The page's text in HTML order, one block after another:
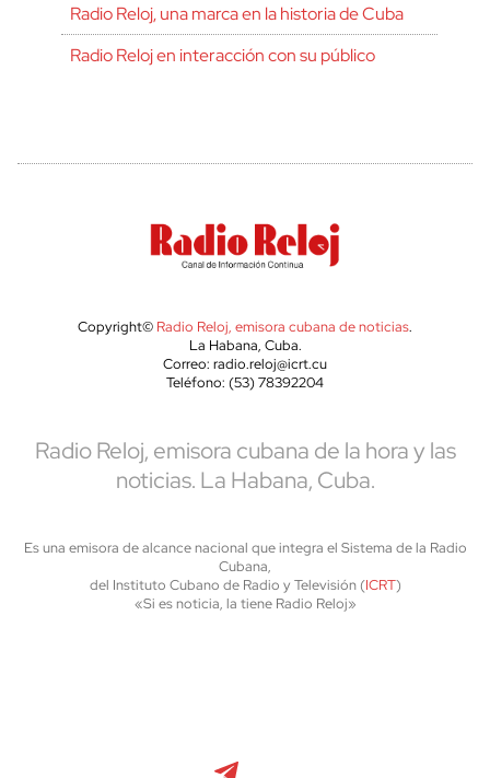
Radio Reloj, una marca en la historia de Cuba
Radio Reloj en interacción con su público
Copyright© Radio Reloj, emisora cubana de noticias.
La Habana, Cuba.
Correo: radio.reloj@icrt.cu
Teléfono: (53) 78392204
Radio Reloj, emisora cubana de la hora y las
noticias. La Habana, Cuba.
Es una emisora de alcance nacional que integra el Sistema de la Radio
Cubana,
del Instituto Cubano de Radio y Televisión (ICRT)
«Si es noticia, la tiene Radio Reloj»